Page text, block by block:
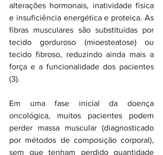
alterações hormonais, inatividade física
e insuficiência energética e proteica. As
fibras musculares são substituídas por
tecido gorduroso (mioesteatose) ou
tecido fibroso, reduzindo ainda mais a
força e a funcionalidade dos pacientes
(3).
Em uma fase inicial da doença
oncológica, muitos pacientes podem
perder massa muscular (diagnosticado
por métodos de composição corporal),
sem que tenham perdido quantidade